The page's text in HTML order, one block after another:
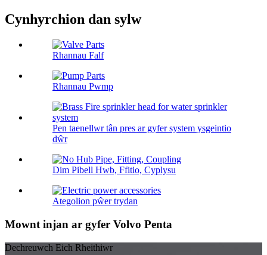
Cynhyrchion dan sylw
Rhannau Falf
Rhannau Pwmp
Pen taenellwr tân pres ar gyfer system ysgeintio
dŵr
Dim Pibell Hwb, Ffitio, Cyplysu
Ategolion pŵer trydan
Mownt injan ar gyfer Volvo Penta
Dechreuwch Eich Rheithiwr